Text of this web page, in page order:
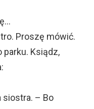
Proszę mówić.
parku. Ksiądz,
siostra. – Bo